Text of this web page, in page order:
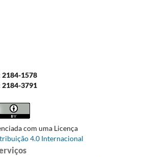
2184-1578
2184-3791
com uma Licença
4.0 Internacional